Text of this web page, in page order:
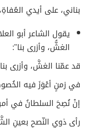
بناني، على أيدي
يقول الشاعر أبو
الغشُّ، وأزرى بنا":
قد عمّنا الغشُّ، وأزرى بنا
في زمنٍ أعْوَزَ فيه
إنْ نُصِحَ السلطانُ في
رأى ذوي النّصحِ بعينِ